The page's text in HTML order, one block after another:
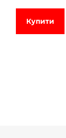
Купити